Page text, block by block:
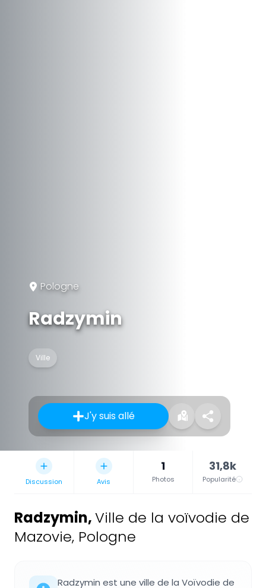
Pologne
Radzymin
Ville
J'y suis allé
Discussion Avis
1
Photos
31,8k
Popularité
Radzymin,Ville de la voïvodie de
Mazovie, Pologne
Radzymin est une ville de la Voïvodie de